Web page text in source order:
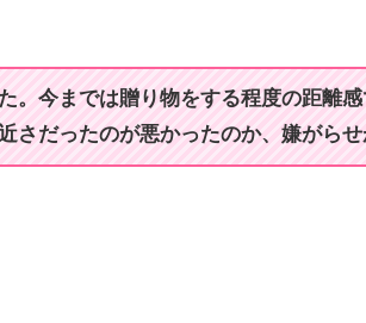
。今までは贈り物をする程度の距離
さだったのが悪かったのか、嫌がら